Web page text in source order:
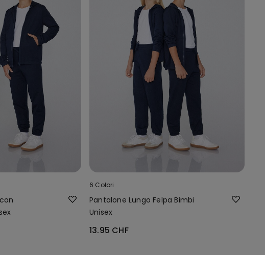
6 Colori
Pantalone Lungo Felpa Bimbi
Unisex
13.95 CHF